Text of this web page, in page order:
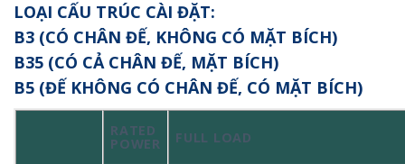
LOẠI CẤU TRÚC CÀI ĐẶT:
B3 (CÓ CHÂN ĐẾ, KHÔNG CÓ MẶT BÍCH)
B35 (CÓ CẢ CHÂN ĐẾ, MẶT BÍCH)
B5 (ĐẾ KHÔNG CÓ CHÂN ĐẾ, CÓ MẶT BÍCH)
RATED
POWER FULL LOAD